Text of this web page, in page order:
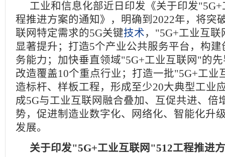
工业和信息化部近日印发《关于印发
程推进方案的通知》，明确到2022年，将突
联网特定需求的5G关键技术，"5G+工业互
显著提升；打造5个产业公共服务平台，构
务能力；加快垂直领域"5G+工业互联网"的
改造覆盖10个重点行业；打造一批"5G+工业
造标杆、样板工程，形成至少20大典型工业
成5G与工业互联网融合叠加、互促共进、倍
势，促进制造业数字化、网络化、智能化升
发展。
关于印发"5G+工业互联网"512工程推进